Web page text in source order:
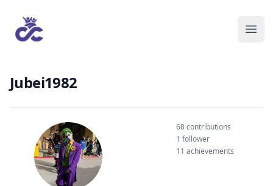
Jubei1982
68 contributions
1 follower
11 achievements